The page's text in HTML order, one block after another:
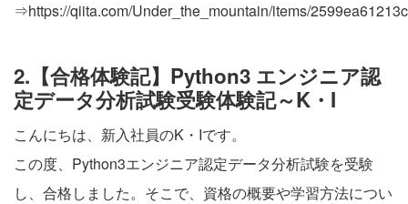
⇒https://qiita.com/Under_the_mountain/items/
2.【合格体験記】Python3 エンジニア認
定データ分析試験受験体験記～K・I
こんにちは、新入社員のK・Iです。
この度、Python3エンジニア認定データ分析試験を受験
し、合格しました。そこで、資格の概要や学習方法につい